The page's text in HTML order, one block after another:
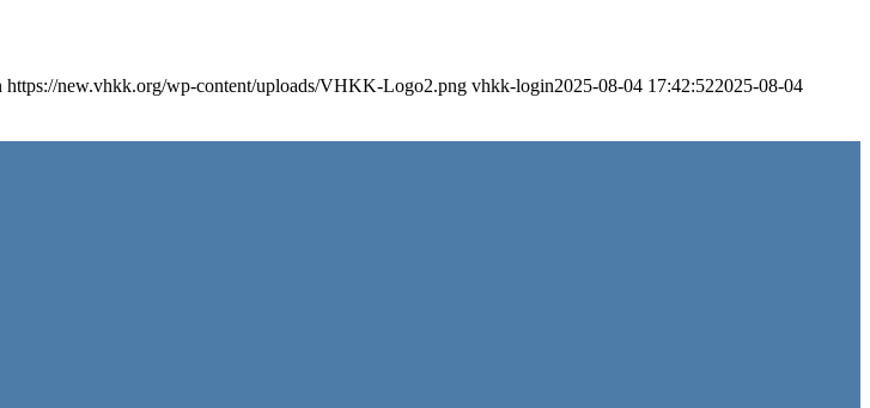
https://new.vhkk.org/wp-content/uploads/VHKK-Logo2.png vhkk-login2025-08-04 17:42:522025-08-04